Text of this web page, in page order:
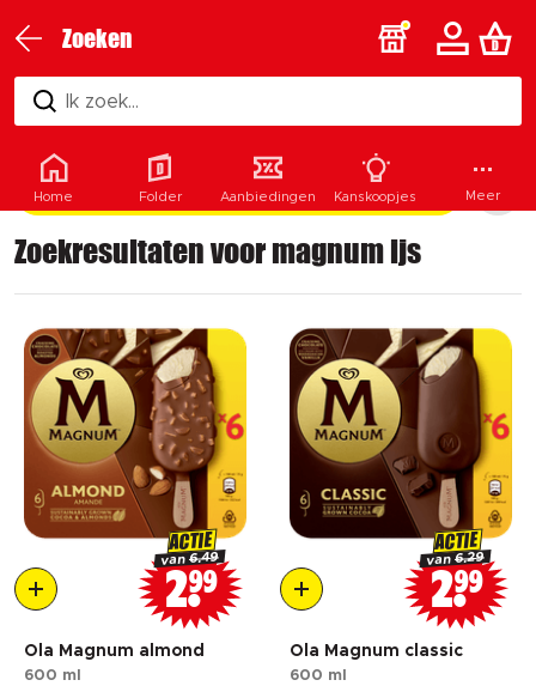
Zoeken
Ik zoek...
Filters & categorieën
Zoekresultaten voor magnum ijs
ACTIE
van6.49
299
Ola Magnum almond
600 ml
ACTIE
van6.29
299
Ola Magnum classic
600 ml
Home Folder Aanbiedingen Kanskoopjes Meer